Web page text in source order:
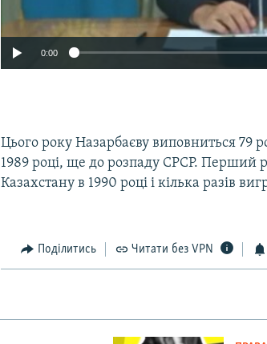
0:00
Цього року Назарбаєву виповниться 79
1989 році, ще до розпаду СРСР. Перший
Казахстану в 1990 році і кілька разів
Поділитись Читати без VPN